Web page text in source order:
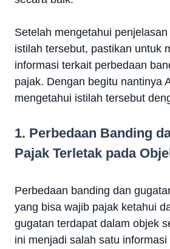
Setelah mengetahui
istilah tersebut, pastikan untuk
informasi terkait perbedaan
pajak. Dengan begitu nantinya
mengetahui istilah tersebut
1. Perbedaan Banding
Pajak Terletak pada
Perbedaan banding dan
yang bisa wajib pajak ketahui
gugatan terdapat dalam objek
ini menjadi salah satu